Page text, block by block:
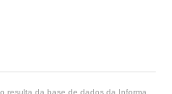
resulta da base de dados da Informa